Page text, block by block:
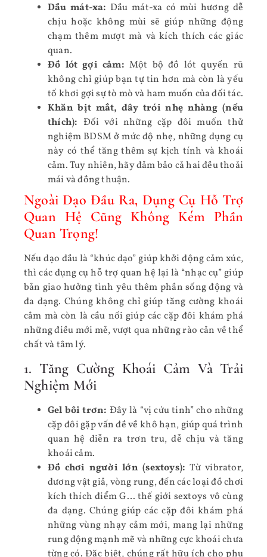
Dầu mát-xa: Dầu mát-xa có mùi hương dễ
chịu hoặc không mùi sẽ giúp những động
chạm thêm mượt mà và kích thích các giác
quan.
Đồ lót gợi cảm: Một bộ đồ lót quyến rũ
không chỉ giúp bạn tự tin hơn mà còn là yếu
tố khơi gợi sự tò mò và ham muốn của đối tác.
Khăn bịt mắt, dây trói nhẹ nhàng (nếu
thích): Đối với những cặp đôi muốn thử
nghiệm BDSM ở mức độ nhẹ, những dụng cụ
này có thể tăng thêm sự kịch tính và khoái
cảm. Tuy nhiên, hãy đảm bảo cả hai đều thoải
mái và đồng thuận.
Ngoài Dạo Đầu Ra, Dụng Cụ Hỗ Trợ
Quan Hệ Cũng Không Kém Phần
Quan Trọng!
Nếu dạo đầu là “khúc dạo” giúp khởi động cảm xúc,
thì các dụng cụ hỗ trợ quan hệ lại là “nhạc cụ” giúp
bản giao hưởng tình yêu thêm phần sống động và
đa dạng. Chúng không chỉ giúp tăng cường khoái
cảm mà còn là cầu nối giúp các cặp đôi khám phá
những điều mới mẻ, vượt qua những rào cản về thể
chất và tâm lý.
1. Tăng Cường Khoái Cảm Và Trải
Nghiệm Mới
Gel bôi trơn: Đây là “vị cứu tinh” cho những
cặp đôi gặp vấn đề về khô hạn, giúp quá trình
quan hệ diễn ra trơn tru, dễ chịu và tăng
khoái cảm.
Đồ chơi người lớn (sextoys): Từ vibrator,
dương vật giả, vòng rung, đến các loại đồ chơi
kích thích điểm G… thế giới sextoys vô cùng
đa dạng. Chúng giúp các cặp đôi khám phá
những vùng nhạy cảm mới, mang lại những
rung động mạnh mẽ và những cực khoái chưa
từng có. Đặc biệt, chúng rất hữu ích cho phụ